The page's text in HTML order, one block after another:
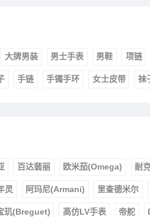
大牌男装 男士手表 男鞋 项链
手链 手镯手环 女士皮带 袜
百达翡丽 欧米茄(Omega) 耐
灵 阿玛尼(Armani) 里查德米尔
玑(Breguet) 高仿LV手表 帝舵